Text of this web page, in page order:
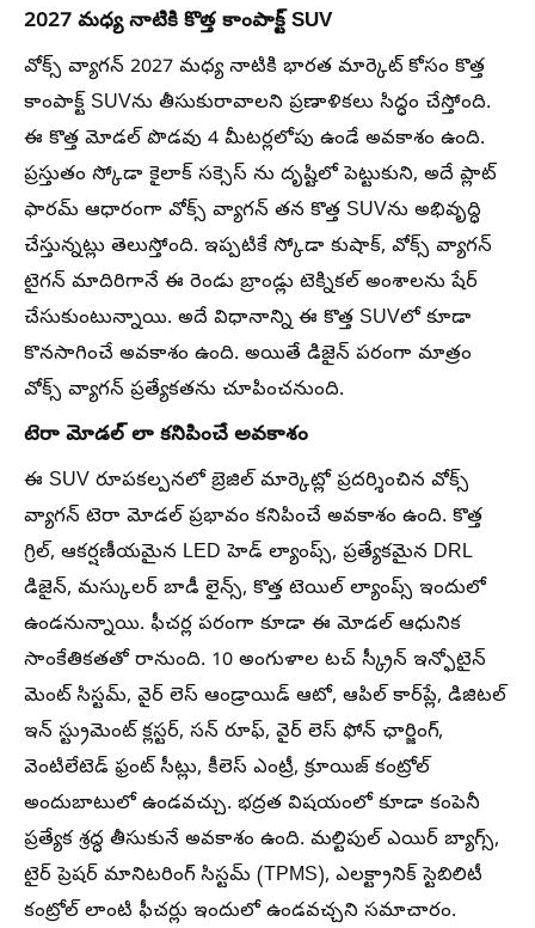
2027 మధ్య నాటికి కొత్త కాంపాక్ట్ SUV
వోక్స్‌ వ్యాగన్ 2027 మధ్య నాటికి భారత మార్కెట్ కోసం కొత్త
కాంపాక్ట్ SUVను తీసుకురావాలని ప్రణాళికలు సిద్ధం చేస్తోంది.
ఈ కొత్త మోడల్ పొడవు 4 మీటర్లలోపు ఉండే అవకాశం ఉంది.
ప్రస్తుతం స్కోడా కైలాక్ సక్సెస్ ను దృష్టిలో పెట్టుకుని, అదే ప్లాట్‌
ఫారమ్ ఆధారంగా వోక్స్‌ వ్యాగన్ తన కొత్త SUVను అభివృద్ధి
చేస్తున్నట్లు తెలుస్తోంది. ఇప్పటికే స్కోడా కుషాక్, వోక్స్‌ వ్యాగన్
టైగన్ మాదిరిగానే ఈ రెండు బ్రాండ్లు టెక్నికల్ అంశాలను షేర్
చేసుకుంటున్నాయి. అదే విధానాన్ని ఈ కొత్త SUVలో కూడా
కొనసాగించే అవకాశం ఉంది. అయితే డిజైన్ పరంగా మాత్రం
వోక్స్‌ వ్యాగన్ ప్రత్యేకతను చూపించనుంది.
టెరా మోడల్ లా కనిపించే అవకాశం
ఈ SUV రూపకల్పనలో బ్రెజిల్ మార్కెట్లో ప్రదర్శించిన వోక్స్‌
వ్యాగన్ టెరా మోడల్ ప్రభావం కనిపించే అవకాశం ఉంది. కొత్త
గ్రిల్, ఆకర్షణీయమైన LED హెడ్‌ ల్యాంప్స్, ప్రత్యేకమైన DRL
డిజైన్, మస్కులర్ బాడీ లైన్స్, కొత్త టెయిల్ ల్యాంప్స్ ఇందులో
ఉండనున్నాయి. ఫీచర్ల పరంగా కూడా ఈ మోడల్ ఆధునిక
సాంకేతికతతో రానుంది. 10 అంగుళాల టచ్‌ స్క్రీన్ ఇన్ఫోటైన్‌
మెంట్ సిస్టమ్, వైర్‌ లెస్ ఆండ్రాయిడ్ ఆటో, ఆపిల్ కార్‌ప్లే, డిజిటల్
ఇన్‌ స్ట్రుమెంట్ క్లస్టర్, సన్‌ రూఫ్, వైర్‌ లెస్ ఫోన్ ఛార్జింగ్,
వెంటిలేటెడ్ ఫ్రంట్ సీట్లు, కీలెస్ ఎంట్రీ, క్రూయిజ్ కంట్రోల్
అందుబాటులో ఉండవచ్చు. భద్రత విషయంలో కూడా కంపెనీ
ప్రత్యేక శ్రద్ధ తీసుకునే అవకాశం ఉంది. మల్టిపుల్ ఎయిర్‌ బ్యాగ్స్,
టైర్ ప్రెషర్ మానిటరింగ్ సిస్టమ్ (TPMS), ఎలక్ట్రానిక్ స్టెబిలిటీ
కంట్రోల్ లాంటి ఫీచర్లు ఇందులో ఉండవచ్చని సమాచారం.